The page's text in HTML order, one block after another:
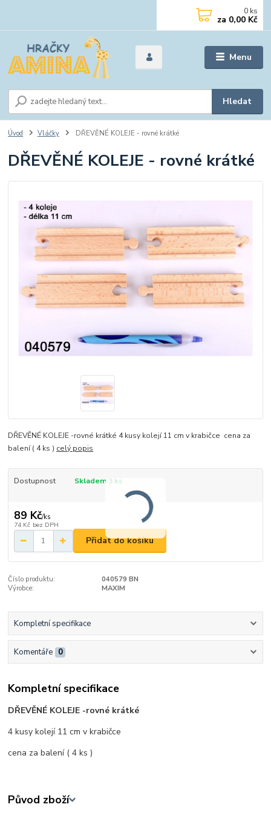
Menu
Hledat
0 ks
za 0,00 Kč
Úvod Vláčky DŘEVĚNÉ KOLEJE - rovné krátké
DŘEVĚNÉ KOLEJE - rovné krátké
DŘEVĚNÉ KOLEJE -rovné krátké 4 kusy kolejí 11 cm v krabičce cena za
balení ( 4 ks ) celý popis
Dostupnost Skladem 3 ks
89 Kč/ks
74 Kč bez DPH
Přidat do košíku
Číslo produktu:
040579 BN
Výrobce:
MAXIM
Kompletní specifikace
Komentáře 0
Kompletní specifikace
DŘEVĚNÉ KOLEJE -rovné krátké
4 kusy kolejí 11 cm v krabičce
cena za balení ( 4 ks )
Původ zboží